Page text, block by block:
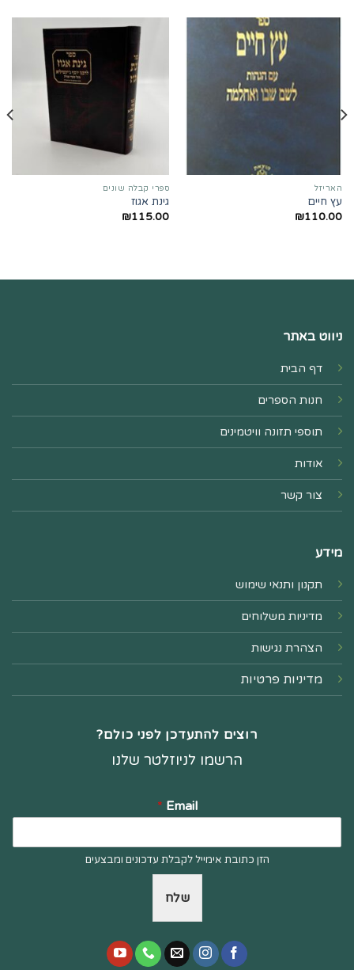
האריזל
עץ חיים
₪110.00
ספרי קבלה שונים
גינת אגוז
₪115.00
ניווט באתר
דף הבית
חנות הספרים
תוספי תזונה וויטמינים
אודות
צור קשר
מידע
תקנון ותנאי שימוש
מדיניות משלוחים
הצהרת נגישות
מדיניות פרטיות
רוצים להתעדכן לפני כולם?
הרשמו לניוזלטר שלנו
Email
*
הזן כתובת אימייל לקבלת עדכונים ומבצעים
שלח